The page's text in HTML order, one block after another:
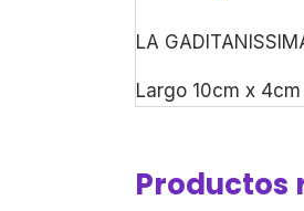
LA
Largo 10cm x
Productos